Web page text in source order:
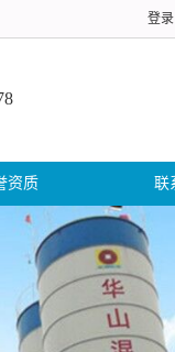
登录
资质 联